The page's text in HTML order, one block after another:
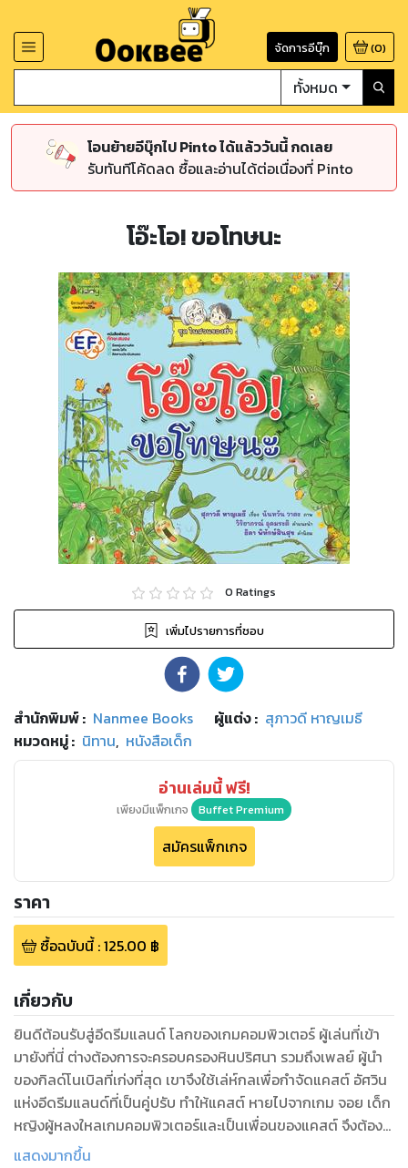
จัดการอีบุ๊ก (0)
ทั้งหมด
โอนย้ายอีบุ๊กไป Pinto ได้แล้ววันนี้ กดเลย
รับทันทีโค้ดลด ซื้อและอ่านได้ต่อเนื่องที่ Pinto
โอ๊ะโอ! ขอโทษนะ
0 Ratings
เพิ่มไปรายการที่ชอบ
สำนักพิมพ์: Nanmee Books ผู้แต่ง : สุภาวดี หาญเมธี
หมวดหมู่: นิทาน, หนังสือเด็ก
อ่านเล่มนี้ ฟรี!
เพียงมีแพ็กเกจ Buffet Premium
สมัครแพ็กเกจ
ราคา
ซื้อฉบับนี้:125.00 ฿
เกี่ยวกับ
ยินดีต้อนรับสู่อีดรีมแลนด์ โลกของเกมคอมพิวเตอร์ ผู้เล่นที่เข้า
มายังที่นี่ ต่างต้องการจะครอบครองหินปริศนา รวมถึงเพลย์ ผู้นำ
ของกิลด์โนเบิลที่เก่งที่สุด เขาจึงใช้เล่ห์กลเพื่อกำจัดแคสต์ อัศวิน
แห่งอีดรีมแลนด์ที่เป็นคู่ปรับ ทำให้แคสต์ หายไปจากเกม จอย เด็ก
หญิงผู้หลงใหลเกมคอมพิวเตอร์และเป็นเพื่อนของแคสต์ จึงต้อง
เข้าร่วมการชิงหินปริศนาเพื่อทำให้แคสต์กลับมา
แสดงมากขึ้น